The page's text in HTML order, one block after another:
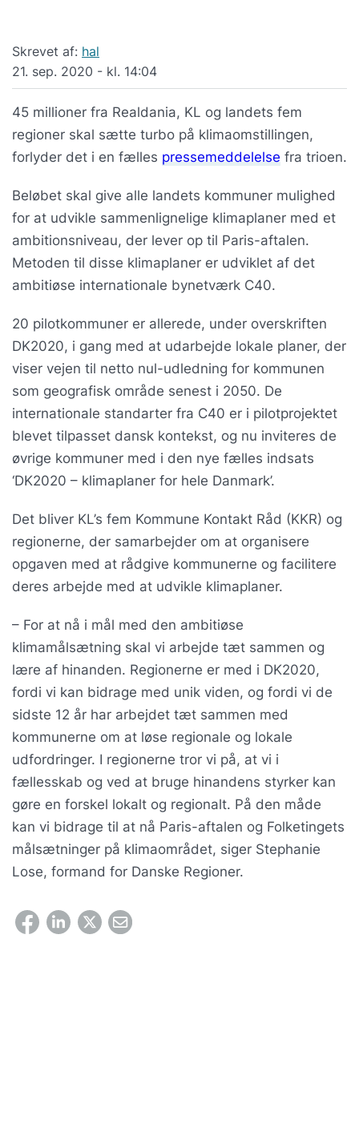
Skrevet af: hal
21. sep. 2020 - kl. 14:04
45 millioner fra Realdania, KL og landets fem
regioner skal sætte turbo på klimaomstillingen,
forlyder det i en fælles pressemeddelelse fra trioen.
Beløbet skal give alle landets kommuner mulighed
for at udvikle sammenlignelige klimaplaner med et
ambitionsniveau, der lever op til Paris-aftalen.
Metoden til disse klimaplaner er udviklet af det
ambitiøse internationale bynetværk C40.
20 pilotkommuner er allerede, under overskriften
DK2020, i gang med at udarbejde lokale planer, der
viser vejen til netto nul-udledning for kommunen
som geografisk område senest i 2050. De
internationale standarter fra C40 er i pilotprojektet
blevet tilpasset dansk kontekst, og nu inviteres de
øvrige kommuner med i den nye fælles indsats
‘DK2020 – klimaplaner for hele Danmark’.
Det bliver KL’s fem Kommune Kontakt Råd (KKR) og
regionerne, der samarbejder om at organisere
opgaven med at rådgive kommunerne og facilitere
deres arbejde med at udvikle klimaplaner.
– For at nå i mål med den ambitiøse
klimamålsætning skal vi arbejde tæt sammen og
lære af hinanden. Regionerne er med i DK2020,
fordi vi kan bidrage med unik viden, og fordi vi de
sidste 12 år har arbejdet tæt sammen med
kommunerne om at løse regionale og lokale
udfordringer. I regionerne tror vi på, at vi i
fællesskab og ved at bruge hinandens styrker kan
gøre en forskel lokalt og regionalt. På den måde
kan vi bidrage til at nå Paris-aftalen og Folketingets
målsætninger på klimaområdet, siger Stephanie
Lose, formand for Danske Regioner.